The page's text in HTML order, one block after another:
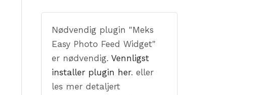
Nødvendig plugin "Meks
Easy Photo Feed Widget"
er nødvendig.Vennligst
installer plugin her. eller
les mer detaljert